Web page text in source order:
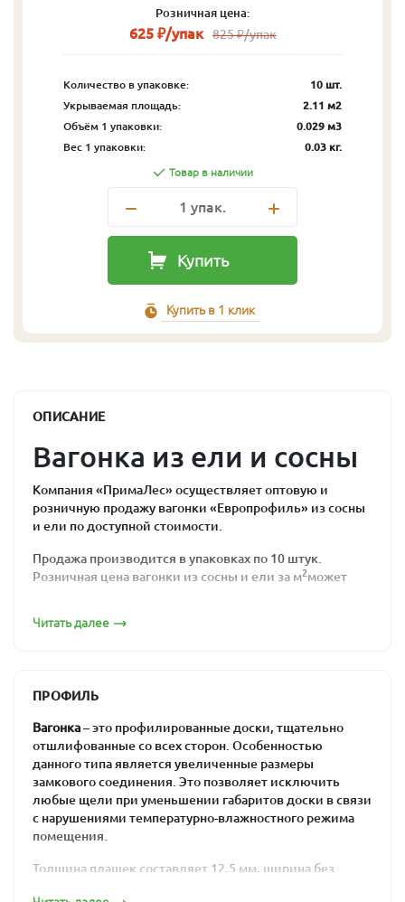
Розничная цена:
625 ₽/упак 825 ₽/упак
Количество в упаковке:
10 шт.
Укрываемая площадь:
2.11 м2
Объём 1 упаковки:
0.029 м3
Вес 1 упаковки:
0.03 кг.
Товар в наличии
1 упак.
Купить
Купить в 1 клик
ОПИСАНИЕ
Вагонка из ели и сосны
Компания «ПримаЛес» осуществляет оптовую и
розничную продажу вагонки «Европрофиль» из сосны
и ели по доступной стоимости.
Продажа производится в упаковках по 10 штук.
Розничная цена вагонки из сосны и ели за м2может
по сниженным ценам представлены в разделе
Отличительные
особенности материала
Вагонкой называют изделия из хвойных пород
деревьев, имеющие строго определенные параметры
ширины (88 мм без шипа, 96 с шипом) и толщины (12,5
мм). У нас можно купить качественную вагонку из
сосны профиля Евростандарт. В отличие от обычной
вагонки из ели или сосны, евровагонка должна также
отвечать следующим требованиям:
заготовки предварительно подвергаются
Читать далее
ПРОФИЛЬ
Вагонка– это профилированные доски, тщательно
отшлифованные со всех сторон. Особенностью
данного типа является увеличенные размеры
замкового соединения. Это позволяет исключить
любые щели при уменьшении габаритов доски в связи
с нарушениями температурно-влажностного режима
помещения.
Толщина плашек составляет 12,5 мм, ширина без